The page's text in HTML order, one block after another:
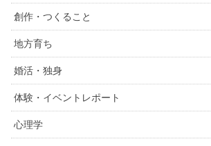
創作・つくること
地方育ち
婚活・独身
体験・イベントレポート
心理学